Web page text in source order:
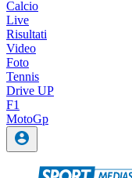
Calcio
Live
Risultati
Video
Foto
Tennis
Drive UP
F1
MotoGp